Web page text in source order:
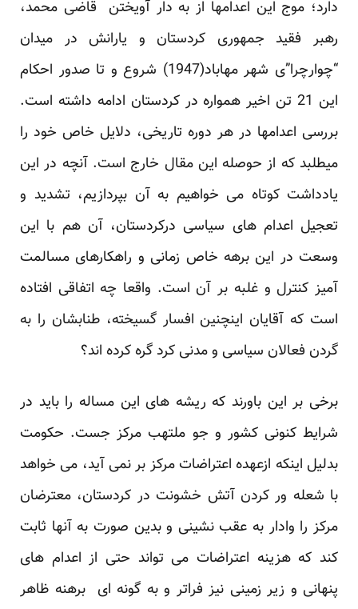
دارد؛ موج این اعدامها از به دار آویختن قاضی محمد،
رهبر فقید جمهوری کردستان و یارانش در میدان
“چوارچرا”ی شهر مهاباد(1947) شروع و تا صدور احکام
این 21 تن اخیر همواره در کردستان ادامه داشته است.
بررسی اعدامها در هر دوره تاریخی، دلایل خاص خود را
میطلبد که از حوصله این مقال خارج است. آنچه در این
یادداشت کوتاه می خواهیم به آن بپردازیم، تشدید و
تعجیل اعدام های سیاسی درکردستان، آن هم با این
وسعت در این برهه خاص زمانی و راهکارهای مسالمت
آمیز کنترل و غلبه بر آن است. واقعا چه اتفاقی افتاده
است که آقایان اینچنین افسار گسیخته، طنابشان را به
گردن فعالان سیاسی و مدنی کرد گره کرده اند؟
برخی بر این باورند که ریشه های این مساله را باید در
شرایط کنونی کشور و جو ملتهب مرکز جست. حکومت
بدلیل اینکه ازعهده اعتراضات مرکز بر نمی آید، می خواهد
با شعله ور کردن آتش خشونت در کردستان، معترضان
مرکز را وادار به عقب نشینی و بدین صورت به آنها ثابت
کند که هزینه اعتراضات می تواند حتی از اعدام های
پنهانی و زیر زمینی نیز فراتر و به گونه ای برهنه ظاهر